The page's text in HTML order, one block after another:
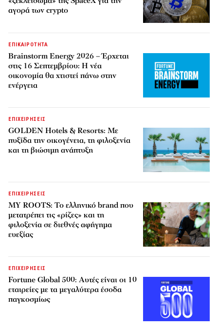
αγορά των crypto
ΕΠΙΚΑΙΡΟΤΗΤΑ
Brainstorm Energy 2026 – Έρχεται
στις 16 Σεπτεμβρίου: Η νέα
οικονομία θα χτιστεί πάνω στην
ενέργεια
ΕΠΙΧΕΙΡΗΣΕΙΣ
GOLDEN Hotels & Resorts: Με
πυξίδα την οικογένεια, τη φιλοξενία
και τη βιώσιμη ανάπτυξη
ΕΠΙΧΕΙΡΗΣΕΙΣ
MY ROOTS: Το ελληνικό brand που
μετατρέπει τις «ρίζες» και τη
φιλοξενία σε διεθνές αφήγημα
ευεξίας
ΕΠΙΧΕΙΡΗΣΕΙΣ
Fortune Global 500: Αυτές είναι οι 10
εταιρείες με τα μεγαλύτερα έσοδα
παγκοσμίως